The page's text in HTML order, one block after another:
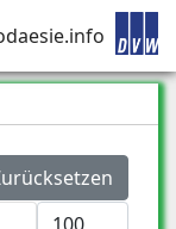
Anzeige #